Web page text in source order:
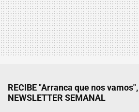
RECIBE "Arranca que nos
NEWSLETTER SEMANAL